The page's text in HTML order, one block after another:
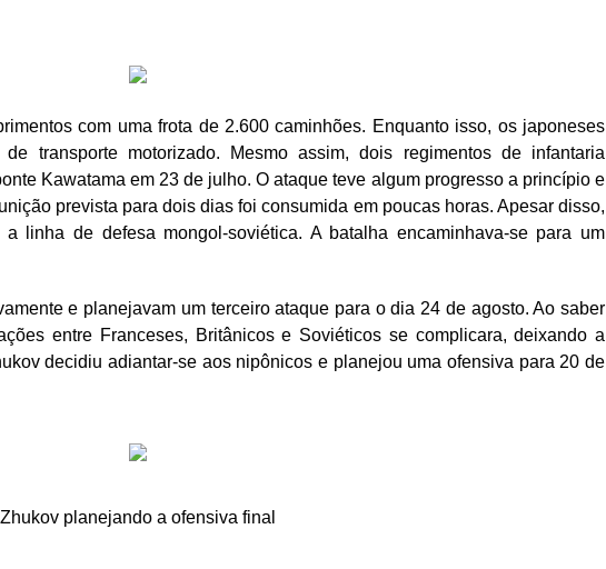
com uma frota de 2.600 caminhões. Enquanto isso, os japoneses
transporte motorizado. Mesmo assim, dois regimentos de infantaria
Kawatama em 23 de julho. O ataque teve algum progresso a princípio e
prevista para dois dias foi consumida em poucas horas. Apesar disso,
linha de defesa mongol-soviética. A batalha encaminhava-se para um
e planejavam um terceiro ataque para o dia 24 de agosto. Ao saber
entre Franceses, Britânicos e Soviéticos se complicara, deixando a
decidiu adiantar-se aos nipônicos e planejou uma ofensiva para 20 de
Zhukov planejando a ofensiva final